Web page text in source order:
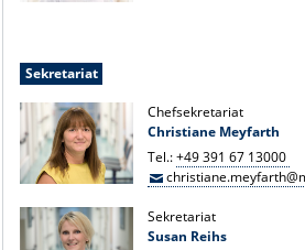
Sekretariat
Chefsekretariat
Christiane Meyfarth
Tel.:+49 391 67 13000
Sekretariat
Susan Reihs